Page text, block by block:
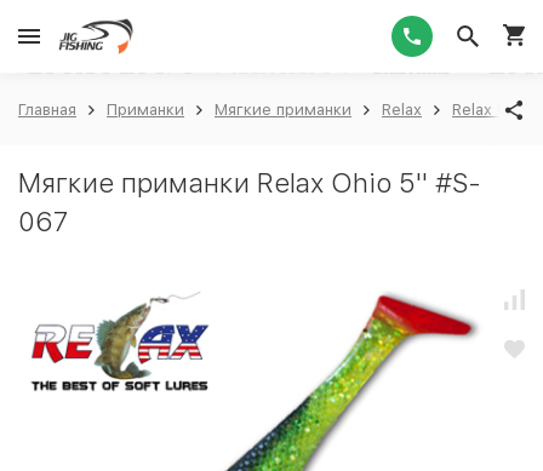
Главная Приманки Мягкие приманки Relax Relax Ohio
Мягкие приманки Relax Ohio 5'' #S-
067